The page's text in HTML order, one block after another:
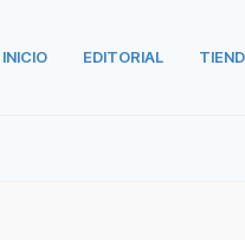
INICIO EDITORIAL